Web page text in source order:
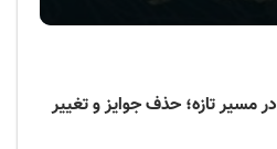
جشنواره موسیقی فجر ۴۱ در مسیر تازه؛ حذف جوایز و تغییر